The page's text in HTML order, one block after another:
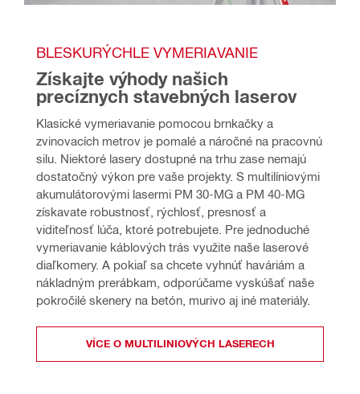
BLESKURÝCHLE VYMERIAVANIE
Získajte výhody našich
precíznych stavebných laserov
Klasické vymeriavanie pomocou brnkačky a
zvinovacích metrov je pomalé a náročné na pracovnú
silu. Niektoré lasery dostupné na trhu zase nemajú
dostatočný výkon pre vaše projekty. S multilíniovými
akumulátorovými lasermi PM 30-MG a PM 40-MG
získavate robustnosť, rýchlosť, presnosť a
viditeľnosť lúča, ktoré potrebujete. Pre jednoduché
vymeriavanie káblových trás využite naše laserové
diaľkomery. A pokiaľ sa chcete vyhnúť haváriám a
nákladným prerábkam, odporúčame vyskúšať naše
pokročilé skenery na betón, murivo aj iné materiály.
VÍCE O MULTILINIOVÝCH LASERECH